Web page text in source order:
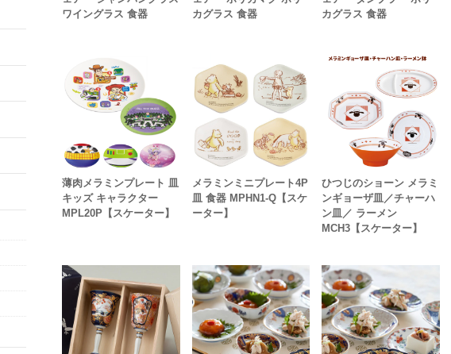
ワイングラス 食器
カグラス 食器
カグラス 食器
薄肉メラミンプレート 皿
キッズ キャラクター
MPL20P【スケーター】
メラミンミニプレート4P
皿 食器 MPHN1-Q【スケ
ーター】
ひつじのショーン メラミ
ンギョーザ皿／チャーハ
ン皿／ ラーメン
MCH3【スケーター】